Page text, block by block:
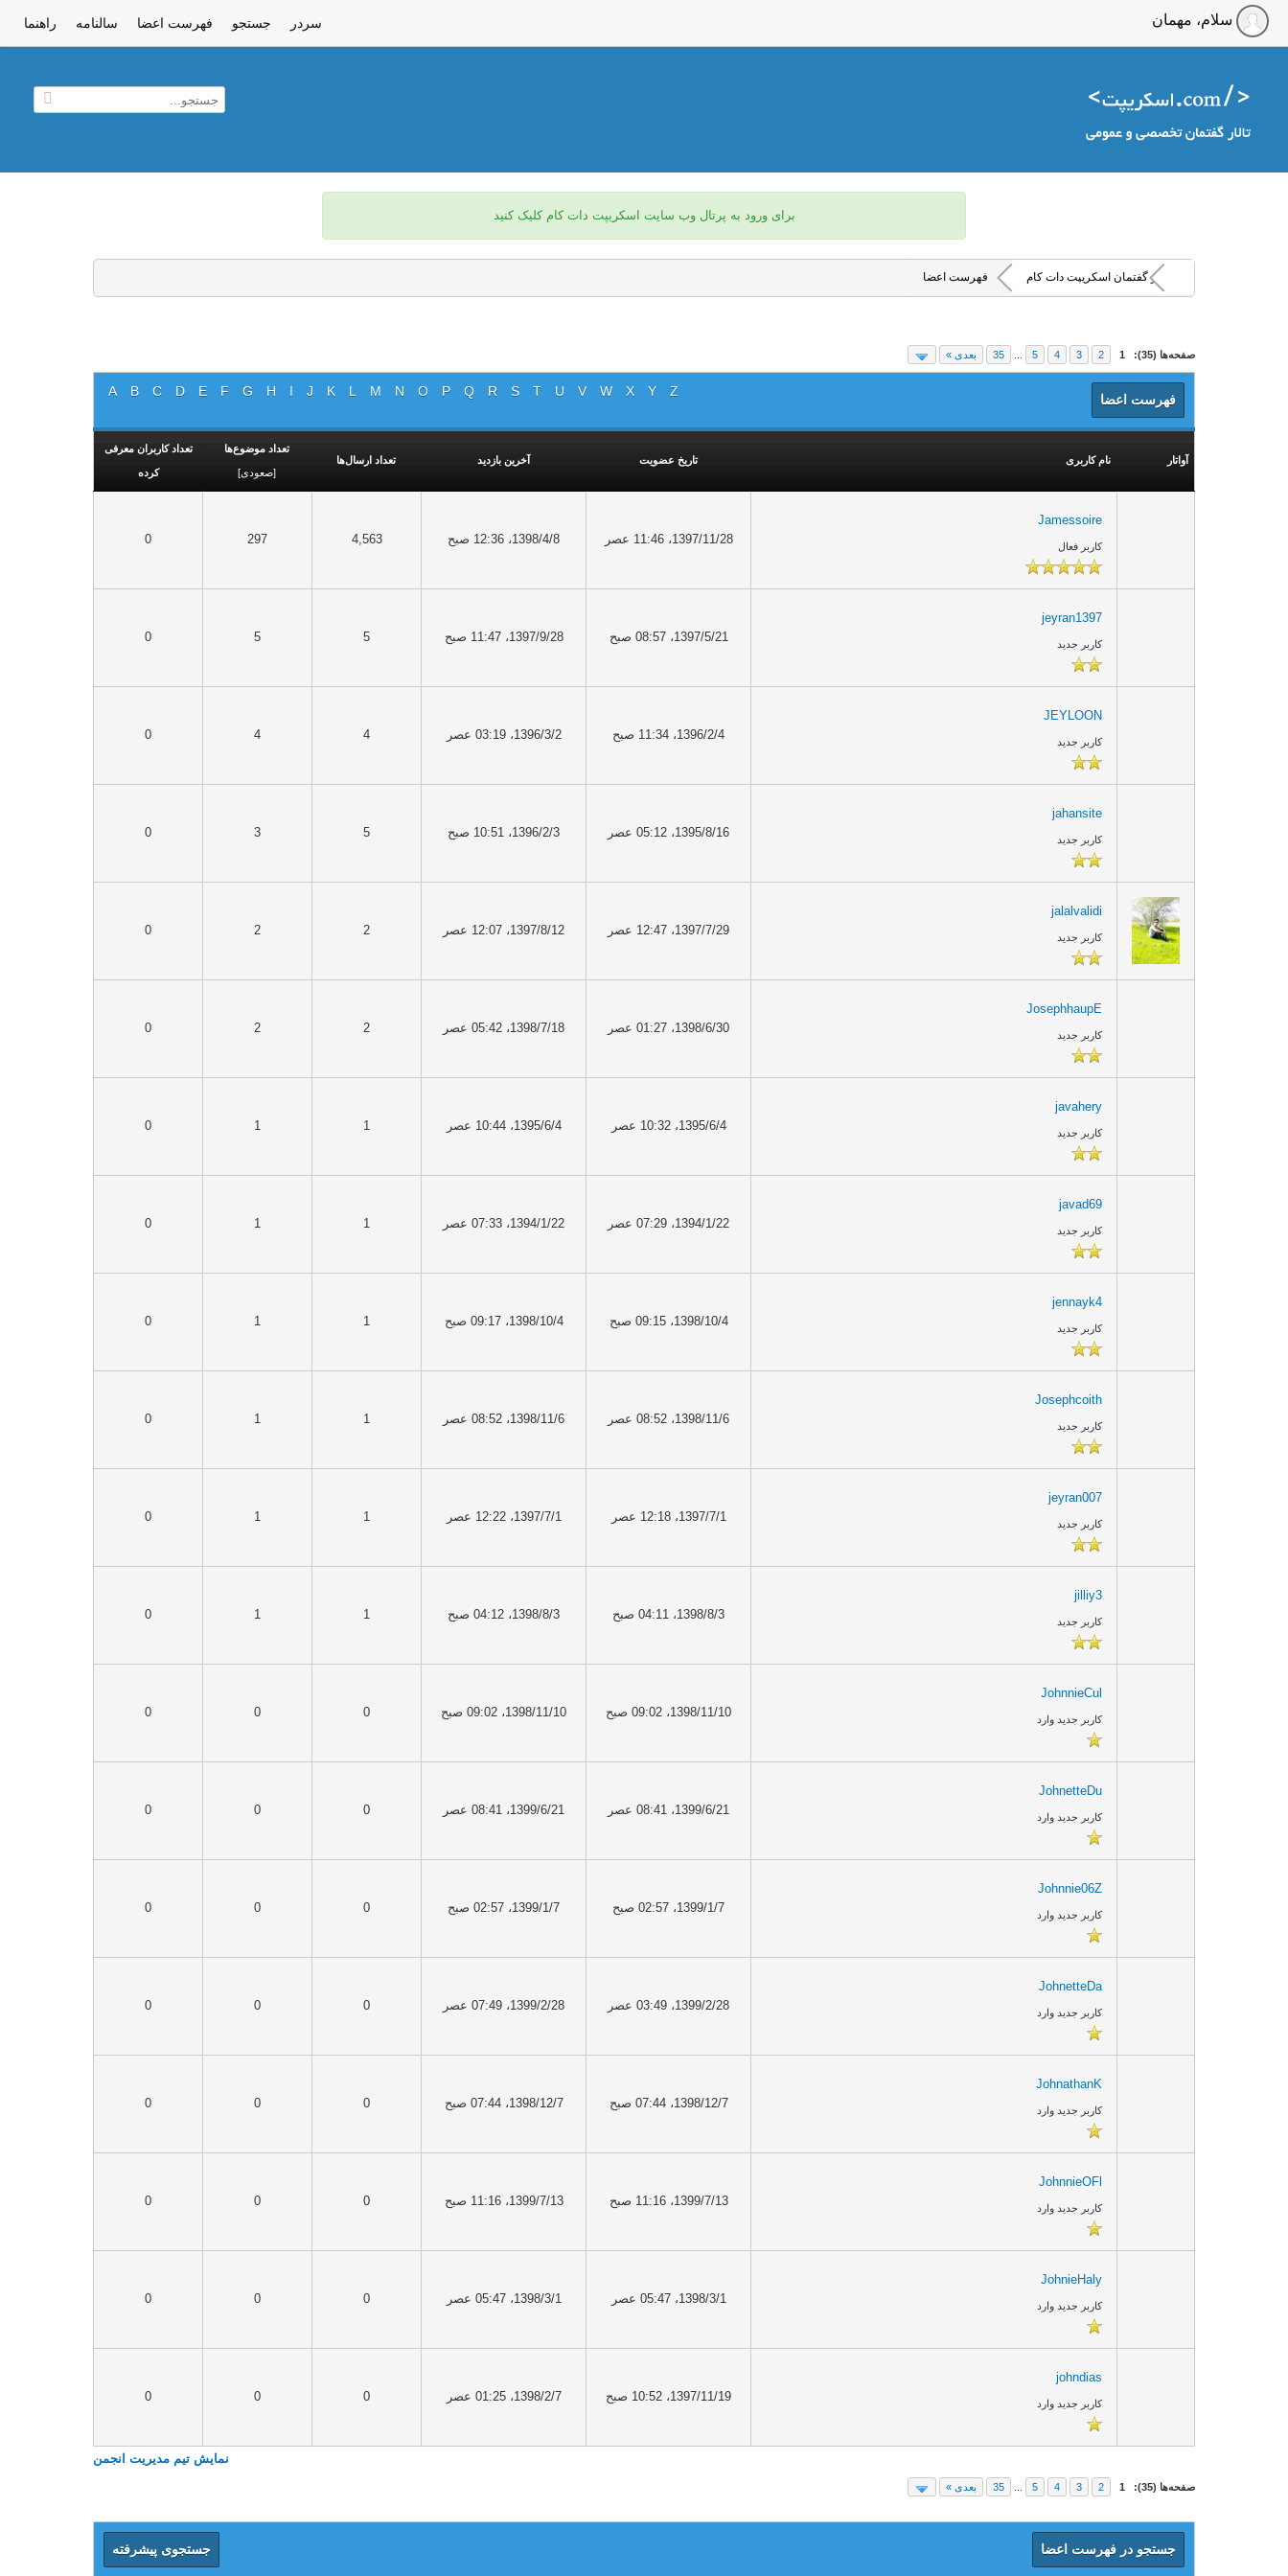
سردر جستجو فهرست اعضا سالنامه راهنما سلام، مهمان
برای ورود به پرتال وب سایت اسکریپت دات کام کلیک کنید
تالار گفتمان اسکریپت دات کام فهرست اعضا
صفحه‌ها (35): 1
2
3
4
5
35 بعدی »
A B C D E F G H I J K L M N O P Q R S T U V W X Y Z
فهرست اعضا
آواتار نام کاربری تاریخ عضویت آخرین بازدید تعداد ارسال‌ها
تعداد موضوع‌ها
[صعودی]
تعداد کاربران معرفی
کرده
Jamessoire
کاربر فعال 1397/11/28، 11:46 عصر 1398/4/8، 12:36 صبح 4,563
297
0
jeyran1397
کاربر جدید 1397/5/21، 08:57 صبح 1397/9/28، 11:47 صبح 5
5
0
JEYLOON
کاربر جدید 1396/2/4، 11:34 صبح 1396/3/2، 03:19 عصر 4
4
0
jahansite
کاربر جدید 1395/8/16، 05:12 عصر 1396/2/3، 10:51 صبح 5
3
0
jalalvalidi
کاربر جدید 1397/7/29، 12:47 عصر 1397/8/12، 12:07 عصر 2
2
0
JosephhaupE
کاربر جدید 1398/6/30، 01:27 عصر 1398/7/18، 05:42 عصر 2
2
0
javahery
کاربر جدید 1395/6/4، 10:32 عصر 1395/6/4، 10:44 عصر 1
1
0
javad69
کاربر جدید 1394/1/22، 07:29 عصر 1394/1/22، 07:33 عصر 1
1
0
jennayk4
کاربر جدید 1398/10/4، 09:15 صبح 1398/10/4، 09:17 صبح 1
1
0
Josephcoith
کاربر جدید 1398/11/6، 08:52 عصر 1398/11/6، 08:52 عصر 1
1
0
jeyran007
کاربر جدید 1397/7/1، 12:18 عصر 1397/7/1، 12:22 عصر 1
1
0
jilliy3
کاربر جدید 1398/8/3، 04:11 صبح 1398/8/3، 04:12 صبح 1
1
0
JohnnieCul
کاربر جدید وارد 1398/11/10، 09:02 صبح 1398/11/10، 09:02 صبح 0
0
0
JohnetteDu
کاربر جدید وارد 1399/6/21، 08:41 عصر 1399/6/21، 08:41 عصر 0
0
0
Johnnie06Z
کاربر جدید وارد 1399/1/7، 02:57 صبح 1399/1/7، 02:57 صبح 0
0
0
JohnetteDa
کاربر جدید وارد 1399/2/28، 03:49 عصر 1399/2/28، 07:49 عصر 0
0
0
JohnathanK
کاربر جدید وارد 1398/12/7، 07:44 صبح 1398/12/7، 07:44 صبح 0
0
0
JohnnieOFl
کاربر جدید وارد 1399/7/13، 11:16 صبح 1399/7/13، 11:16 صبح 0
0
0
JohnieHaly
کاربر جدید وارد 1398/3/1، 05:47 عصر 1398/3/1، 05:47 عصر 0
0
0
johndias
کاربر جدید وارد 1397/11/19، 10:52 صبح 1398/2/7، 01:25 عصر 0
0
0
نمایش تیم مدیریت انجمن
صفحه‌ها (35): 1
2
3
4
5
35 بعدی »
جستجوی پیشرفته جستجو در فهرست اعضا